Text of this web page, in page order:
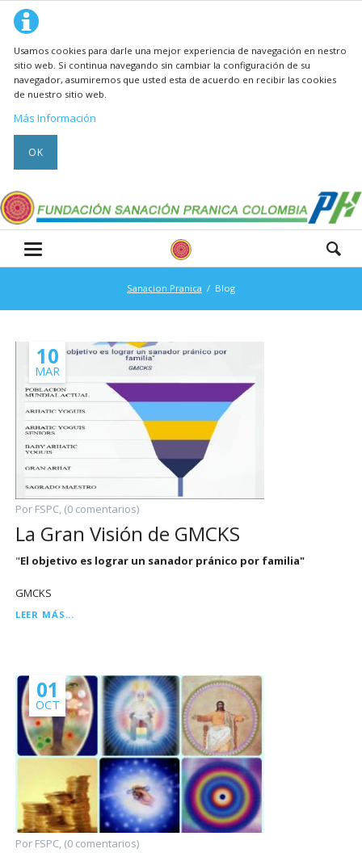
Usamos cookies para darle una mejor experiencia de navegación en nestro
sitio web. Si continua navegando sin cambiar la configuración de su
navegador, asumiremos que usted esta de acuerdo en recibir las cookies
de nuestro sitio web.
Más Información
OK
Sanacion Pranica Blog
Por FSPC, (0 comentarios)
10
MAR
La Gran Visión de GMCKS
"El objetivo es lograr un sanador pránico por familia"
GMCKS
LEER MÁS...
Por FSPC, (0 comentarios)
01
OCT